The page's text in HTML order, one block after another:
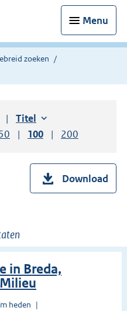
Menu
zoeken
Sorteer op:
Titel oplopend
paginaper pagina
resultaten per pagina
Toon
100 resultaten per
Toon
200
Download
in Breda,
heden